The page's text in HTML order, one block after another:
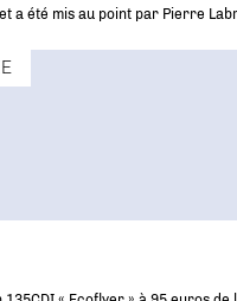
a été mis au point par Pierre